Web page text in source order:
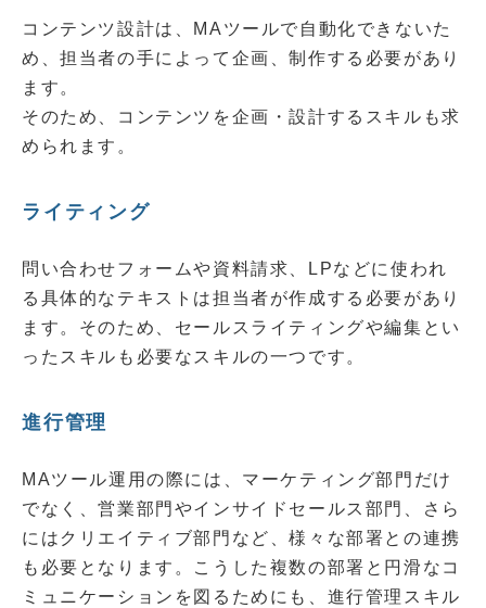
コンテンツ設計は、MAツールで自動化できないた
め、担当者の手によって企画、制作する必要があり
ます。
そのため、コンテンツを企画・設計するスキルも求
められます。
ライティング
問い合わせフォームや資料請求、LPなどに使われ
る具体的なテキストは担当者が作成する必要があり
ます。そのため、セールスライティングや編集とい
ったスキルも必要なスキルの一つです。
進行管理
MAツール運用の際には、マーケティング部門だけ
でなく、営業部門やインサイドセールス部門、さら
にはクリエイティブ部門など、様々な部署との連携
も必要となります。こうした複数の部署と円滑なコ
ミュニケーションを図るためにも、進行管理スキル